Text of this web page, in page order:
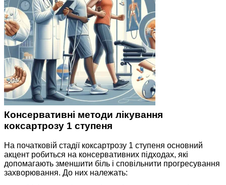
Консервативні методи лікування
коксартрозу 1 ступеня
На початковій стадії коксартрозу 1 ступеня основний
акцент робиться на консервативних підходах, які
допомагають зменшити біль і сповільнити прогресування
захворювання. До них належать: